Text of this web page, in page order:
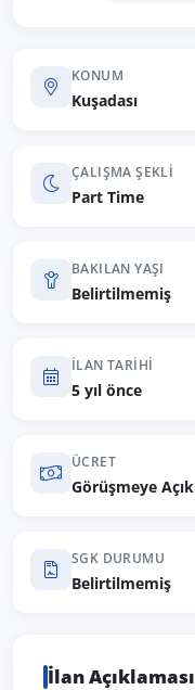
KONUM
Kuşadası
ÇALIŞMA ŞEKLI
Part Time
BAKILAN YAŞI
Belirtilmemiş
İLAN TARIHI
5 yıl önce
ÜCRET
Görüşmeye Açık
SGK DURUMU
Belirtilmemiş
İlan Açıklaması